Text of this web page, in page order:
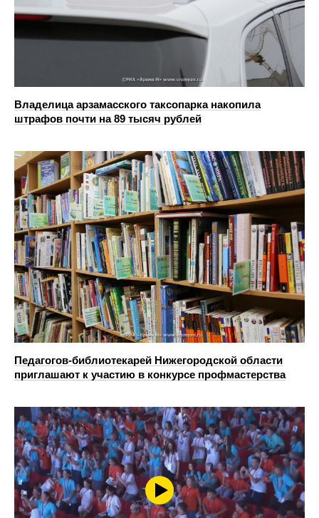
Владелица арзамасского таксопарка накопила
штрафов почти на 89 тысяч рублей
Педагогов-библиотекарей Нижегородской области
приглашают к участию в конкурсе профмастерства